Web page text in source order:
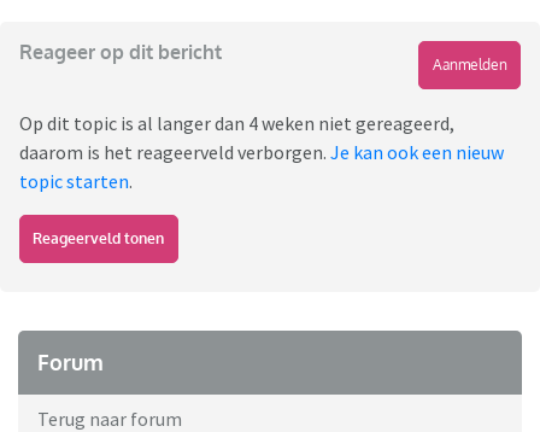
Reageer op dit bericht
Aanmelden
Op dit topic is al langer dan 4 weken niet gereageerd,
daarom is het reageerveld verborgen. Je kan ook een nieuw
topic starten.
Reageerveld tonen
Forum
Terug naar forum